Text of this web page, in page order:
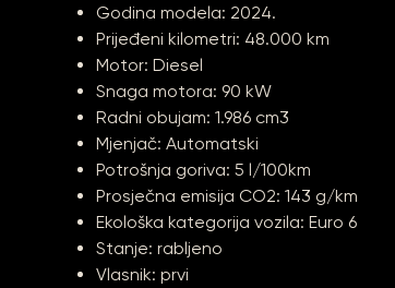
Godina modela: 2024.
Prijeđeni kilometri: 48.000 km
Motor: Diesel
Snaga motora: 90 kW
Radni obujam: 1.986 cm3
Mjenjač: Automatski
Potrošnja goriva: 5 l/100km
Prosječna emisija CO2: 143 g/km
Ekološka kategorija vozila: Euro 6
Stanje: rabljeno
Vlasnik: prvi